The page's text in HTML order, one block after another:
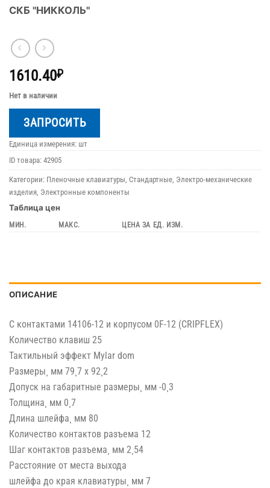
СКБ "НИККОЛЬ"
1610.40₽
Нет в наличии
ЗАПРОСИТЬ
Единица измерения: шт
ID товара: 42905
Категории: Пленочные клавиатуры, Стандартные, Электро-механические
изделия, Электронные компоненты
Таблица цен
МИН. МАКС. ЦЕНА ЗА ЕД. ИЗМ.
ОПИСАНИЕ
С контактами 14106-12 и корпусом 0F-12 (CRIPFLEX)
Количество клавиш 25
Тактильный эффект Mylar dom
Размеры¸ мм 79¸7 x 92¸2
Допуск на габаритные размеры¸ мм -0¸3
Толщина¸ мм 0¸7
Длина шлейфа¸ мм 80
Количество контактов разъема 12
Шаг контактов разъема¸ мм 2¸54
Расстояние от места выхода
шлейфа до края клавиатуры¸ мм 7